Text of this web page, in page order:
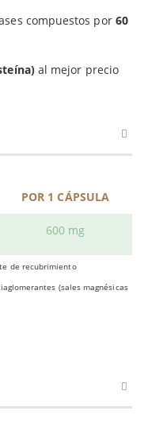
compuestos por 60
al mejor precio
POR 1 CÁPSULA
600 mg
de recubrimiento
(sales magnésicas